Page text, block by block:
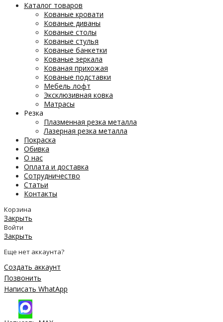
Каталог товаров
Кованые кровати
Кованые диваны
Кованые столы
Кованые стулья
Кованые банкетки
Кованые зеркала
Кованая прихожая
Кованые подставки
Мебель лофт
Эксклюзивная ковка
Матрасы
Резка
Плазменная резка металла
Лазерная резка металла
Покраска
Обивка
О нас
Оплата и доставка
Сотрудничество
Статьи
Контакты
Корзина
Закрыть
Войти
Закрыть
Еще нет аккаунта?
Создать аккаунт
Позвонить
Написать WhatApp